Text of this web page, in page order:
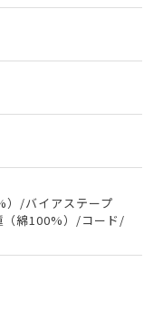
）/バイアステープ
（綿100%）/コード/